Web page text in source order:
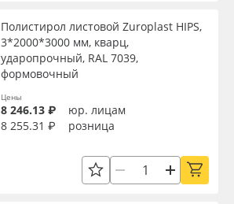
Полистирол листовой Zuroplast HIPS,
3*2000*3000 мм, кварц,
ударопрочный, RAL 7039,
формовочный
Цены
8 246.13 ₽
юр. лицам
8 255.31 ₽
розница